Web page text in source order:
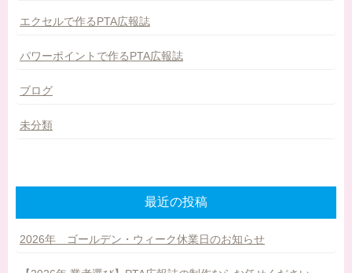
エクセルで作るPTA広報誌
パワーポイントで作るPTA広報誌
ブログ
未分類
最近の投稿
2026年 ゴールデン・ウィーク休業日のお知らせ